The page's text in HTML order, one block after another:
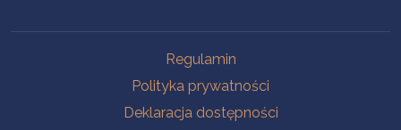
Regulamin
Polityka prywatności
Deklaracja dostępności